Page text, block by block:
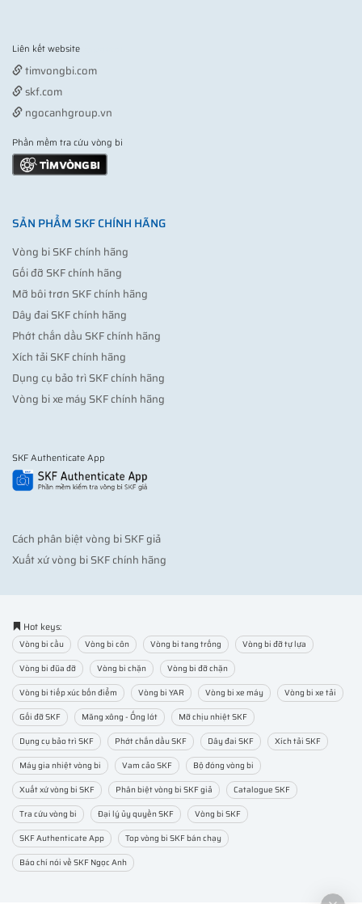
Liên kết website
timvongbi.com
skf.com
ngocanhgroup.vn
Phần mềm tra cứu vòng bi
SẢN PHẨM SKF CHÍNH HÃNG
Vòng bi SKF chính hãng
Gối đỡ SKF chính hãng
Mỡ bôi trơn SKF chính hãng
Dây đai SKF chính hãng
Phớt chắn dầu SKF chính hãng
Xích tải SKF chính hãng
Dụng cụ bảo trì SKF chính hãng
Vòng bi xe máy SKF chính hãng
SKF Authenticate App
Cách phân biệt vòng bi SKF giả
Xuất xứ vòng bi SKF chính hãng
Hot keys:
Vòng bi cầu Vòng bi côn Vòng bi tang trống
Vòng bi đỡ tự lựa
Vòng bi đũa đỡ
Vòng bi chặn
Vòng bi đỡ chặn
Vòng bi tiếp xúc bốn điểm
Vòng bi YAR Vòng bi xe máy
Vòng bi xe tải
Gối đỡ SKF
Măng xông - Ống lót
Mỡ chịu nhiệt SKF
Dụng cụ bảo trì SKF
Phớt chắn dầu SKF Dây đai SKF
Xích tải SKF
Máy gia nhiệt vòng bi
Vam cảo SKF
Bộ đóng vòng bi
Xuất xứ vòng bi SKF
Phân biệt vòng bi SKF giả
Catalogue SKF
Tra cứu vòng bi
Đại lý ủy quyền SKF
Vòng bi SKF
SKF Authenticate App
Top vòng bi SKF bán chạy
Báo chí nói về SKF Ngọc Anh